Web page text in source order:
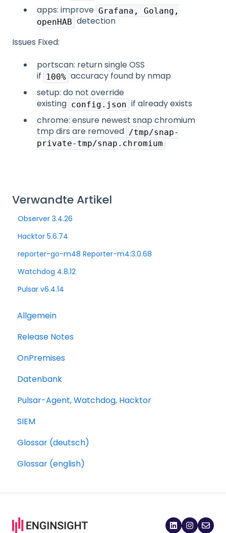
apps: improve Grafana, Golang,
openHAB detection
Issues Fixed:
portscan: return single OSS
if
100% accuracy found by nmap
setup: do not override
existing config.json if already exists
chrome: ensure newest snap chromium
tmp dirs are removed /tmp/snap-
private-tmp/snap.chromium
Verwandte Artikel
Observer 3.4.26
Hacktor 5.6.74
reporter-go-m48 Reporter-m4:3.0.68
Watchdog 4.8.12
Pulsar v6.4.14
Allgemein
Release Notes
OnPremises
Datenbank
Pulsar-Agent, Watchdog, Hacktor
SIEM
Glossar (deutsch)
Glossar (english)